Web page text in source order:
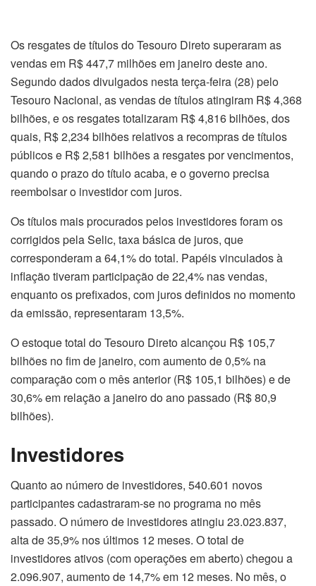
Os resgates de títulos do Tesouro Direto superaram as
vendas em R$ 447,7 milhões em janeiro deste ano.
Segundo dados divulgados nesta terça-feira (28) pelo
Tesouro Nacional, as vendas de títulos atingiram R$ 4,368
bilhões, e os resgates totalizaram R$ 4,816 bilhões, dos
quais, R$ 2,234 bilhões relativos a recompras de títulos
públicos e R$ 2,581 bilhões a resgates por vencimentos,
quando o prazo do título acaba, e o governo precisa
reembolsar o investidor com juros.
Os títulos mais procurados pelos investidores foram os
corrigidos pela Selic, taxa básica de juros, que
corresponderam a 64,1% do total. Papéis vinculados à
inflação tiveram participação de 22,4% nas vendas,
enquanto os prefixados, com juros definidos no momento
da emissão, representaram 13,5%.
O estoque total do Tesouro Direto alcançou R$ 105,7
bilhões no fim de janeiro, com aumento de 0,5% na
comparação com o mês anterior (R$ 105,1 bilhões) e de
30,6% em relação a janeiro do ano passado (R$ 80,9
bilhões).
Investidores
Quanto ao número de investidores, 540.601 novos
participantes cadastraram-se no programa no mês
passado. O número de investidores atingiu 23.023.837,
alta de 35,9% nos últimos 12 meses. O total de
investidores ativos (com operações em aberto) chegou a
2.096.907, aumento de 14,7% em 12 meses. No mês, o